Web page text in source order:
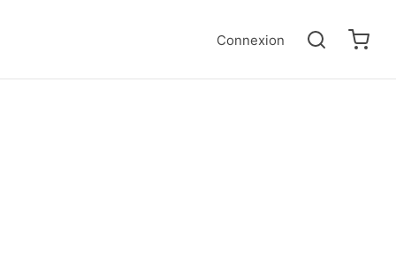
Connexion